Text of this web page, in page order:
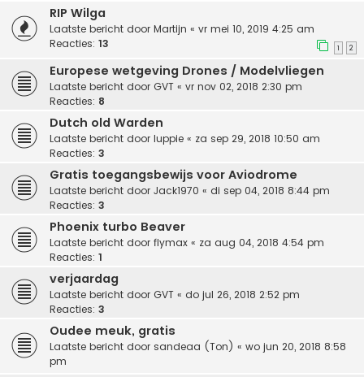
RIP Wilga
Laatste bericht door Martijn « vr mei 10, 2019 4:25 am
Reacties: 13 1 2
Europese wetgeving Drones / Modelvliegen
Laatste bericht door GVT « vr nov 02, 2018 2:30 pm
Reacties: 8
Dutch old Warden
Laatste bericht door luppie « za sep 29, 2018 10:50 am
Reacties: 3
Gratis toegangsbewijs voor Aviodrome
Laatste bericht door Jack1970 « di sep 04, 2018 8:44 pm
Reacties: 3
Phoenix turbo Beaver
Laatste bericht door flymax « za aug 04, 2018 4:54 pm
Reacties: 1
verjaardag
Laatste bericht door GVT « do jul 26, 2018 2:52 pm
Reacties: 3
Oudee meuk, gratis
Laatste bericht door sandeaa (Ton) « wo jun 20, 2018 8:58
pm